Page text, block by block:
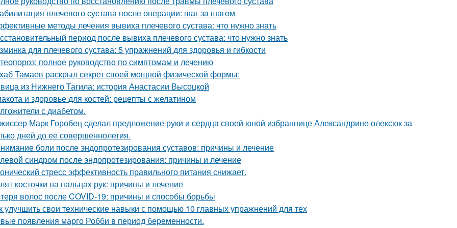
плечевого сустава после операции: шаг за шагом
методы лечения вывиха плечевого сустава: что нужно знать
период после вывиха плечевого сустава: что нужно знать
для плечевого сустава: 5 упражнений для здоровья и гибкости
полное руководство по симптомам и лечению
Тамаев раскрыл секрет своей мощной физической формы:
из Нижнего Тагила: история Анастасии Высоцкой
и здоровье для костей: рецепты с желатином
с диабетом.
Марк Горобец сделал предложение руки и сердца своей юной избраннице Александрине олексюк за
дней до ее совершеннолетия.
боли после эндопротезирования суставов: причины и лечение
синдром после эндопротезирования: причины и лечение
стресс эффективность правильного питания снижает.
косточки на пальцах рук: причины и лечение
волос после COVID-19: причины и способы борьбы
улучшить свои технические навыки с помощью 10 главных упражнений для тех
появления марго Робби в период беременности.